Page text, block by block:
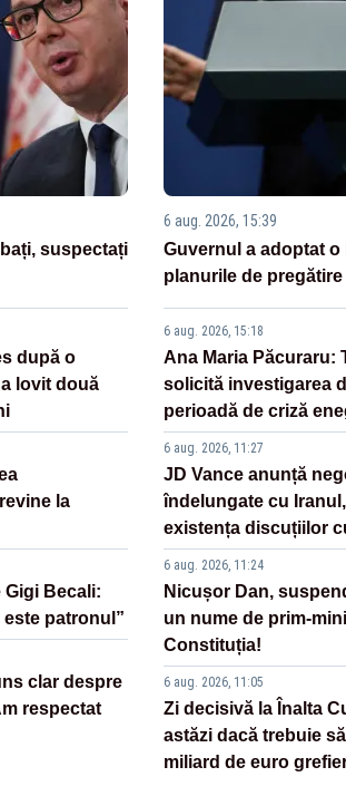
suspectați
după o
lovit două
la
Gigi Becali:
este patronul”
clar despre
respectat
6 aug. 2026, 15:39
Guvernul a adoptat
planurile de
6 aug. 2026, 15:18
Ana Maria Păcuraru:
solicită investigarea
perioadă de criză
6 aug. 2026, 11:27
JD Vance anunță
îndelungate cu
existența discuțiilor
6 aug. 2026, 11:24
Nicușor Dan,
un nume de prim-
Constituția!
6 aug. 2026, 11:05
Zi decisivă la Înalta
astăzi dacă trebuie
miliard de euro